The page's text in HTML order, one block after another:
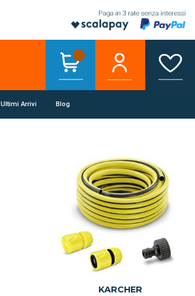
Ultimi Arrivi Blog
KARCHER